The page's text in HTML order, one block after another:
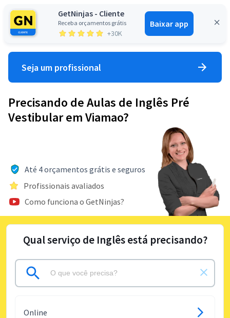
GetNinjas - Cliente
Receba orçamentos grátis
+30K
Baixar app
Entrar
Seja um profissional
Precisando de Aulas de Inglês Pré
Vestibular em Viamao?
Até 4 orçamentos grátis e seguros
Profissionais avaliados
Como funciona o GetNinjas?
Qual serviço de Inglês está precisando?
Online